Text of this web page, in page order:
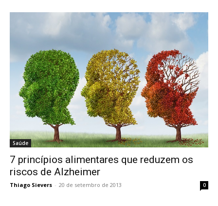
Saúde
7 princípios alimentares que reduzem os
riscos de Alzheimer
Thiago Sievers - 20 de setembro de 2013 0